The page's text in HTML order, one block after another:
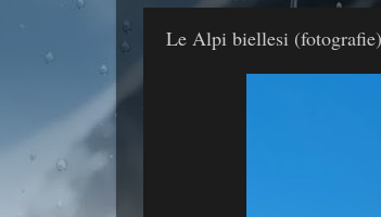
Le Alpi biellesi (fotografie)